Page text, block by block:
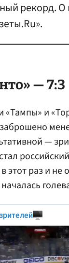
рекорд.
— 7:3
«Тампы» и
—
этот раз и не